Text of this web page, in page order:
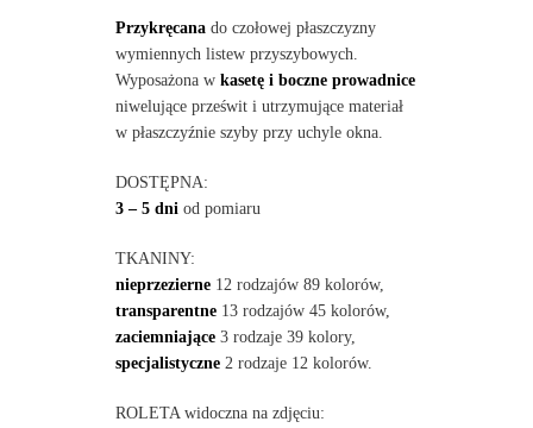
Przykręcanado czołowej płaszczyzny
wymiennych listew przyszybowych.
Wyposażona w kasetę i boczne prowadnice
niwelujące prześwit i utrzymujące materiał
w płaszczyźnie szyby przy uchyle okna.
DOSTĘPNA:
3 – 5 dni od pomiaru
TKANINY:
nieprzezierne12 rodzajów 89 kolorów,
transparentne13 rodzajów 45 kolorów,
zaciemniające3 rodzaje 39 kolory,
specjalistyczne2 rodzaje 12 kolorów.
ROLETA widoczna na zdjęciu: